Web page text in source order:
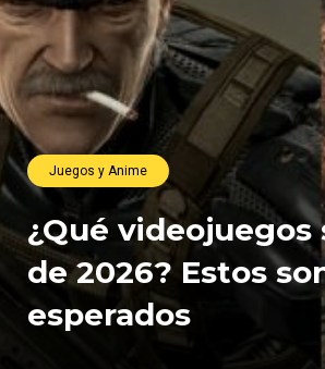
Juegos y Anime
¿Qué videojuegos
de 2026? Estos
esperados